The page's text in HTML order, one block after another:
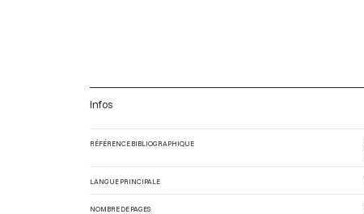
Infos
RÉFÉRENCE BIBLIOGRAPHIQUE
LANGUE PRINCIPALE
NOMBRE DE PAGES